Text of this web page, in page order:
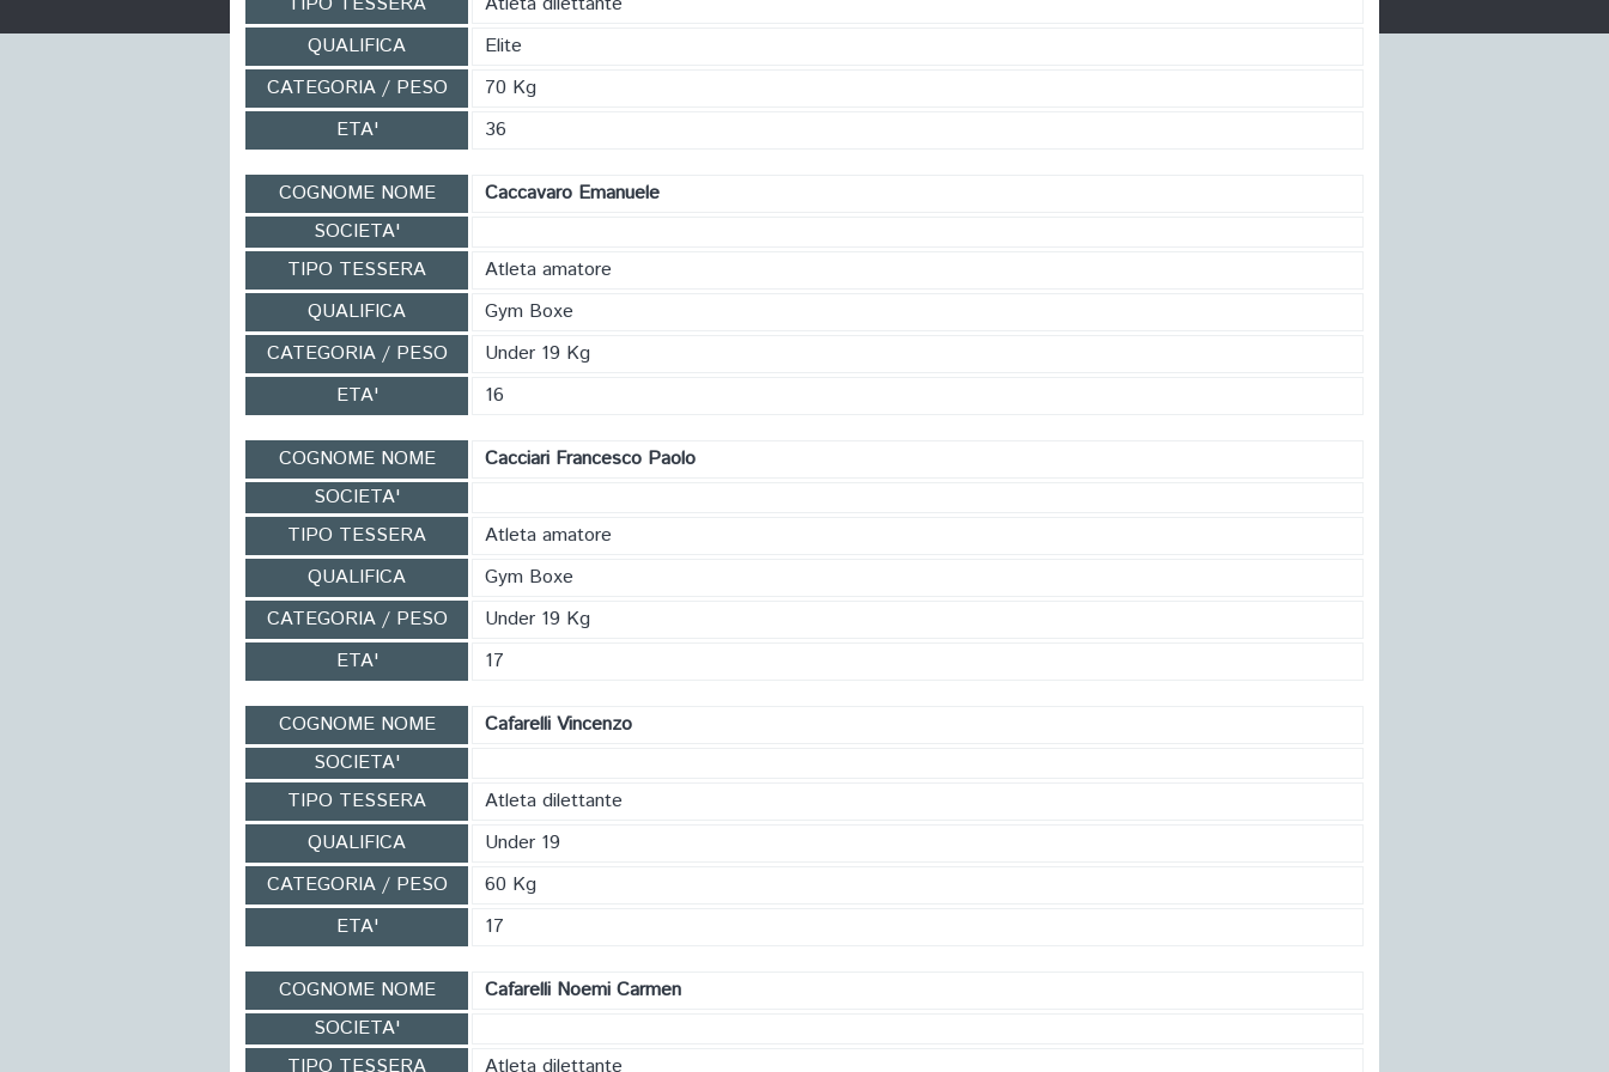
QUALIFICA
Elite
CATEGORIA / PESO
70 Kg
ETA'
36
COGNOME NOME
Caccavaro Emanuele
SOCIETA'
TIPO TESSERA
Atleta amatore
QUALIFICA
Gym Boxe
CATEGORIA / PESO
Under 19 Kg
ETA'
16
COGNOME NOME
Cacciari Francesco Paolo
SOCIETA'
TIPO TESSERA
Atleta amatore
QUALIFICA
Gym Boxe
CATEGORIA / PESO
Under 19 Kg
ETA'
17
COGNOME NOME
Cafarelli Vincenzo
SOCIETA'
TIPO TESSERA
Atleta dilettante
QUALIFICA
Under 19
CATEGORIA / PESO
60 Kg
ETA'
17
COGNOME NOME
Cafarelli Noemi Carmen
SOCIETA'